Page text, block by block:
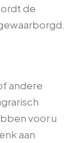
de
andere
voor u
aan